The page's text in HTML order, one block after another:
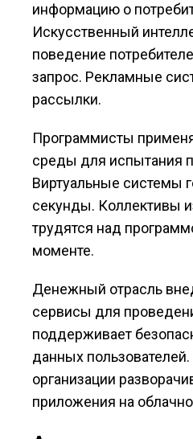
информацию о
Искусственный
поведение
запрос. Рекламные
рассылки.
Программисты
среды для испытания
Виртуальные системы
секунды. Коллективы
трудятся над
моменте.
Денежный отрасль
сервисы для
поддерживает
данных
организации
приложения на